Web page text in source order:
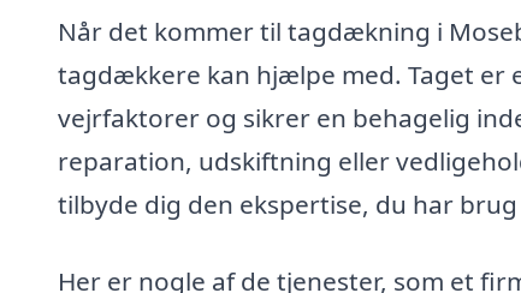
Når det kommer til tagdækning i
tagdækkere kan hjælpe med. Taget er
vejrfaktorer og sikrer en behagelig
reparation, udskiftning eller
tilbyde dig den ekspertise, du har brug
Her er nogle af de tjenester, som et